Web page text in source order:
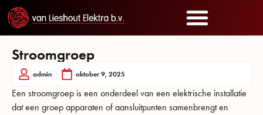
Stroomgroep
admin oktober 9, 2025
Een stroomgroep is een onderdeel van een elektrische installatie
dat een groep apparaten of aansluitpunten samenbrengt en